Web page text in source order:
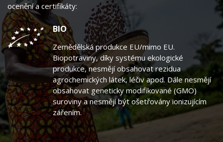
ocenění a certifikáty:
BIO
Zemědělská produkce EU/mimo EU.
Biopotraviny, díky systému ekologické
produkce, nesmějí obsahovat rezidua
agrochemických látek, léčiv apod. Dále nesmějí
obsahovat geneticky modifikované (GMO)
suroviny a nesmějí být ošetřovány ionizujícím
zářením.